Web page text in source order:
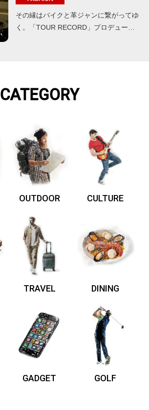
その縁はバイクと革ジャンに繋がってゆ
く。「TOUR RECORD」プロデュー…
CATEGORY
OUTDOOR CULTURE
TRAVEL DINING
GADGET GOLF